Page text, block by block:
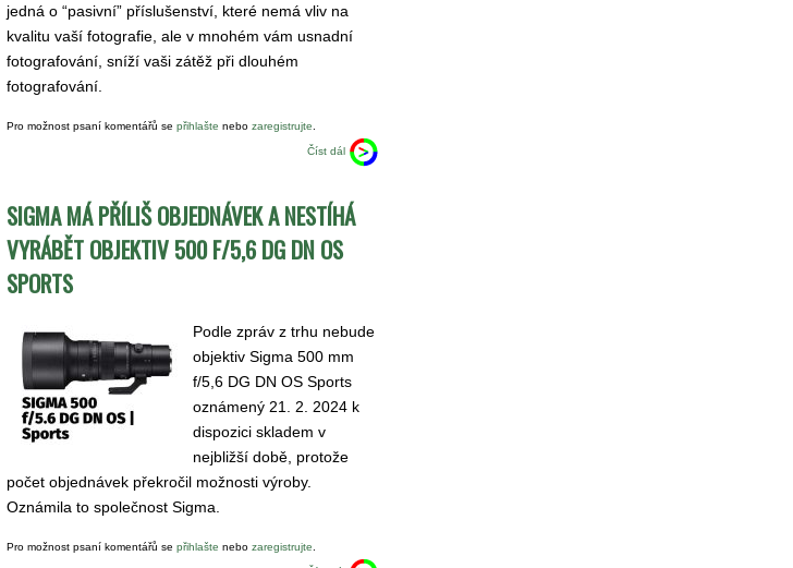
jedná o “pasivní” příslušenství, které nemá vliv na
kvalitu vaší fotografie, ale v mnohém vám usnadní
fotografování, sníží vaši zátěž při dlouhém
fotografování.
Pro možnost psaní komentářů se přihlašte nebo zaregistrujte
Číst dál
SIGMA MÁ PŘÍLIŠ OBJEDNÁVEK A NESTÍHÁ
VYRÁBĚT OBJEKTIV 500 F/5,6 DG DN OS
SPORTS
Podle zpráv z trhu nebude
objektiv Sigma 500 mm
f/5,6 DG DN OS Sports
oznámený 21. 2. 2024 k
dispozici skladem v
nejbližší době, protože
počet objednávek překročil možnosti výroby.
Oznámila to společnost Sigma.
Pro možnost psaní komentářů se přihlašte nebo zaregistrujte